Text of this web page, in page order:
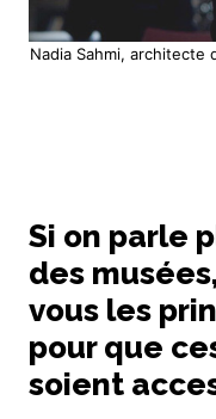
Nadia Sahmi, architecte
Si on parle
des
vous les
pour que
soient